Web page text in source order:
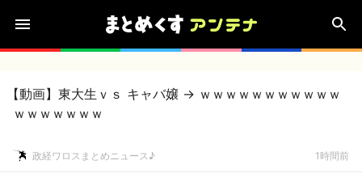
【動画】東大生ｖｓ キャバ嬢 → ｗｗｗｗｗｗｗｗｗｗｗ
ｗｗｗｗｗｗｗ
政経ワロスまとめニュース♪ 1時間前